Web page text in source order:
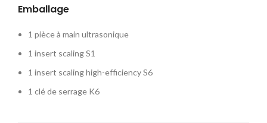
Emballage
1 pièce à main ultrasonique
1 insert scaling S1
1 insert scaling high-efficiency S6
1 clé de serrage K6